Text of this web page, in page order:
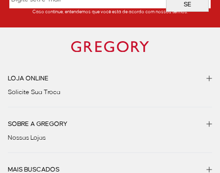
SE
Caso continue, entendemos que você está de acordo com nossos termos.
LOJA ONLINE
Solicite Sua Troca
SOBRE A GREGORY
Nossas Lojas
MAIS BUSCADOS